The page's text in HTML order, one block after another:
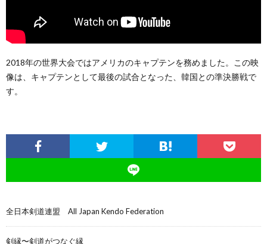
2018年の世界大会ではアメリカのキャプテンを務めました。この映
像は、キャプテンとして最後の試合となった、韓国との準決勝戦で
す。
全日本剣道連盟 All Japan Kendo Federation
剣縁〜剣道がつなぐ縁